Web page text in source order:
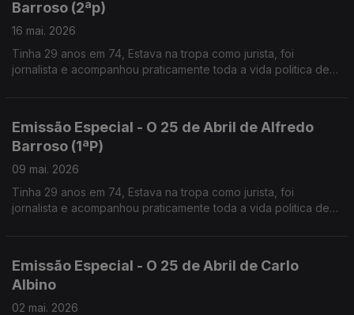
Barroso (2ªp)
16 mai. 2026
Tinha 29 anos em 74, Estava na tropa como jurista, foi
jornalista e acompanhou praticamente toda a vida politica de
Emissão Especial - O 25 de Abril de Alfredo
Barroso (1ªP)
09 mai. 2026
Tinha 29 anos em 74, Estava na tropa como jurista, foi
jornalista e acompanhou praticamente toda a vida politica de
Emissão Especial - O 25 de Abril de Carlo
Albino
02 mai. 2026